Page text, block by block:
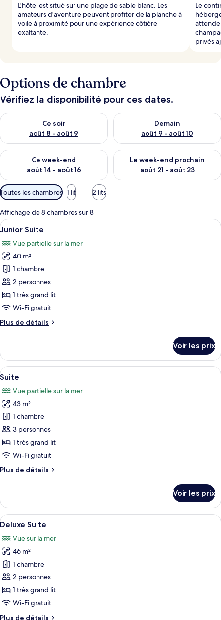
L'hôtel est situé sur une plage de sable blanc. Les
amateurs d'aventure peuvent profiter de la planche à
voile à proximité pour une expérience côtière
exaltante.
Le
privés
Options de chambre
Vérifiez la disponibilité pour ces dates.
Ce soir
août 8 - août 9
Vérifier la disponibilité pour ce soir août 8 - août 9
Demain
août 9 - août 10
Vérifier la disponibilité pour
Ce week-end
août 14 - août 16
Vérifier la disponibilité pour ce week-end août 14 - août 16
Le week-end prochain
août 21 - août 23
Vérifier la disponibilité pour
Filtres
disponibles
pour
les
chambres
Toutes les chambres 1 lit 2 lits
Affichage de 8 chambres sur 8
Afficher
toutes
les
photos
pour
ce
type
de
chambre :
Junior
Une chambre d’hôtel avec un lit,
5
Junior Suite
Vue partielle sur la mer
40 m²
1 chambre
2 personnes
1 très grand lit
Wi-Fi gratuit
Plus de détails
Plus
le
type
de
Junior
Suite
Voir les prix
Afficher
toutes
les
photos
pour
ce
type
de
chambre :
Suite
Une chambre d’hôtel avec un lit, un
6
Suite
Vue partielle sur la mer
43 m²
1 chambre
3 personnes
1 très grand lit
Wi-Fi gratuit
Plus de détails
Plus
le
type
de
Suite
Voir les prix
Afficher
toutes
les
photos
pour
ce
type
de
chambre :
Une chambre d’hôtel avec un grand
6
Deluxe Suite
Vue sur la mer
46 m²
1 chambre
2 personnes
1 très grand lit
Wi-Fi gratuit
Plus de détails
Plus